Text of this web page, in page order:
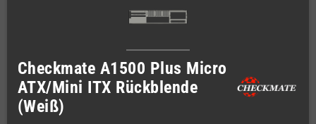
Checkmate A1500 Plus Micro
ATX/Mini ITX Rückblende
(Weiß)